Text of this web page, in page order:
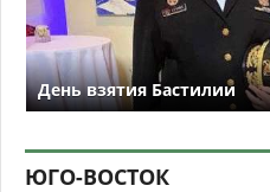
День взятия Бастилии
ЮГО-ВОСТОК